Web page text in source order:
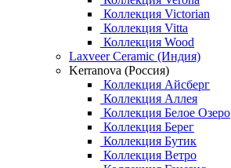
Коллекция Victorian
Коллекция Vitta
Коллекция Wood
Laxveer Ceramic (Индия)
Kerranova (Россия)
Коллекция Айсберг
Коллекция Аллея
Коллекция Белое Озеро
Коллекция Берег
Коллекция Бутик
Коллекция Ветро